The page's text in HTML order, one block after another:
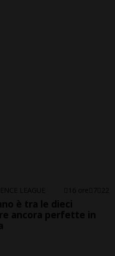
LEAGUE 16 ore 7 22
è tra le dieci
ancora perfette in